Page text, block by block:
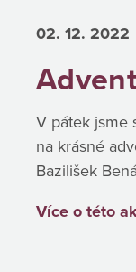
02. 12. 2022
V pátek jsme
na krásné
Bazilišek
Více o této